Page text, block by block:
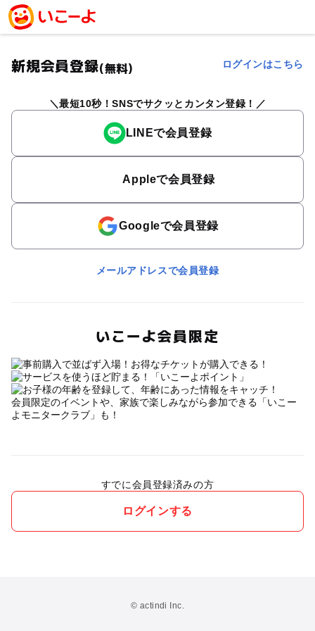
新規会員登録(無料) ログインはこちら
最短10秒！SNSでサクッとカンタン登録！
LINEで会員登録
Appleで会員登録
Googleで会員登録
メールアドレスで会員登録
いこーよ会員限定
会員限定のイベントや、家族で楽しみながら参加できる「いこー
よモニタークラブ」も！
すでに会員登録済みの方
ログインする
© actindi Inc.